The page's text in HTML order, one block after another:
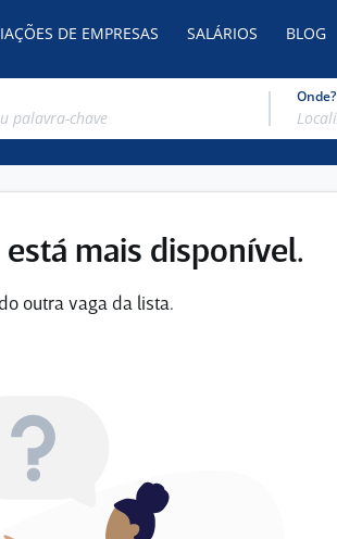
DE EMPRESAS SALÁRIOS BLOG
Onde?
está mais disponível.
outra vaga da lista.